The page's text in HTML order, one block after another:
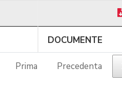
DOCUMENTE
Prima Precedenta